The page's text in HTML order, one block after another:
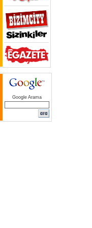
Google Arama